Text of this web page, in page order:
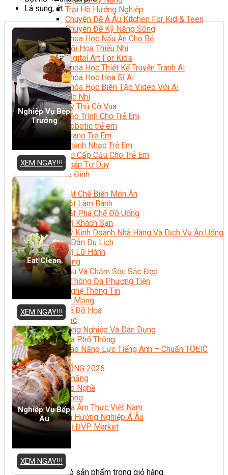
Trại Hè Hướng Nghiệp
Chuyên Đề Á Âu Kitchen For Kid & Teen
Chuyên Đề Kỹ Năng Sống
Khóa Học Nấu Ăn Cho Bé
Hội Họa Thiếu Nhi
Digital Art For Kids
Khóa Học Thiết Kế Truyện Tranh Ai
Khóa Học Họa Sĩ Ai
Khóa Học Biên Tập Video Với Ai
Mc Nhí
Kỳ Thủ Cờ Vua
Lập Trình Cho Trẻ Em
Robotic trẻ em
Piano Trẻ Em
Thanh Nhạc Trẻ Em
Sơ Cấp Cứu Cho Trẻ Em
Toán Tư Duy
Bếp Gia Đình
Trung Cấp CET
Kỹ Thuật Chế Biến Món Ăn
Kỹ Thuật Làm Bánh
Kỹ Thuật Pha Chế Đồ Uống
Quản Trị Khách Sạn
Quản Lý Kinh Doanh Nhà Hàng Và Dịch Vụ Ăn Uống
Hướng Dẫn Du Lịch
Quản Trị Lữ Hành
Marketing
Tạo Mẫu Và Chăm Sóc Sắc Đẹp
Truyền Thông Đa Phương Tiện
Công Nghệ Thông Tin
An Ninh Mạng
Thiết Kế Đồ Họa
Âm Nhạc
Điện Công Nghiệp Và Dân Dụng
Văn Hóa Phổ Thông
Nâng Cao Năng Lực Tiếng Anh – Chuẩn TOEIC
Tin Tức
HỌC BỔNG 2026
Học kỹ năng
Đào Tạo Nghề
Hoạt Động
Văn Hóa Ẩm Thực Việt Nam
Sự Kiện Hướng Nghiệp Á Âu
Siêu Thị ĐVP Market
Chưa có sản phẩm trong giỏ hàng.
Lá sung, ớt
Nghiệp Vụ Bếp
Trưởng
XEM NGAY!!!
Eat Clean
XEM NGAY!!!
Nghiệp Vụ Bếp
Âu
XEM NGAY!!!